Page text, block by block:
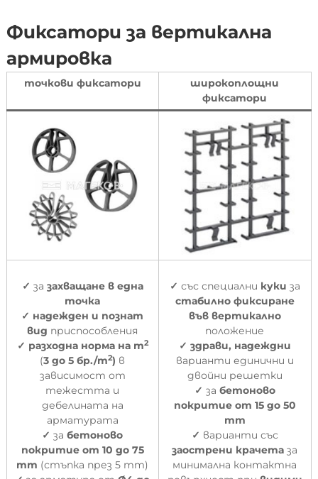
Фиксатори за вертикална
армировка
точкови фиксатори
широкоплощни
фиксатори
✓ за захващане в една
точка
✓ надежден и познат
вид приспособления
✓ разходна норма на m2
(3 до 5 бр./m2) в
зависимост от
тежестта и
дебелината на
арматурата
✓ за бетоново
покритие от 10 до 75
mm (стъпка през 5 mm)
✓ със специални куки за
стабилно фиксиране
във вертикално
положение
✓ здрави, надеждни
варианти единични и
двойни решетки
✓ за бетоново
покритие от 15 до 50
mm
✓ варианти със
заострени крачета за
минимална контактна